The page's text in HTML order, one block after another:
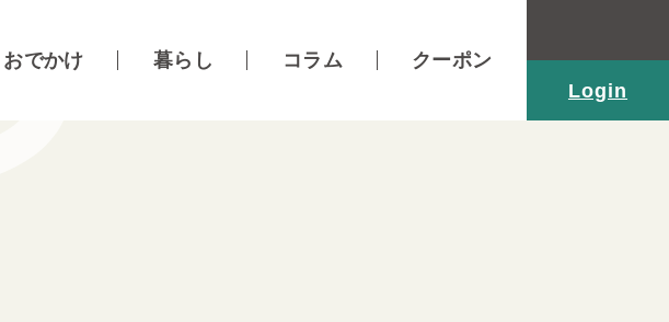
おでかけ 暮らし コラム
クーポン
Login